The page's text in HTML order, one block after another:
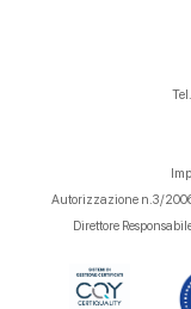
Tel.
Autorizzazione n.3/2006
Direttore